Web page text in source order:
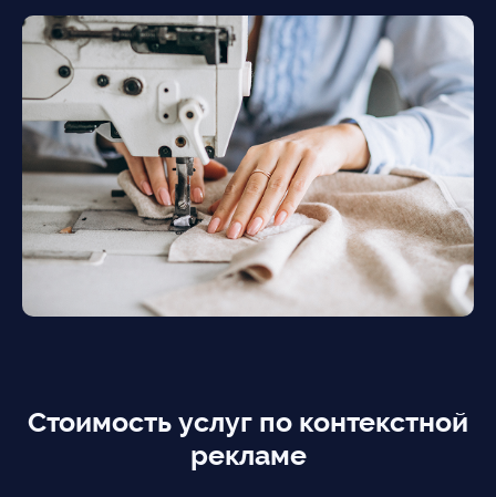
Стоимость услуг по контекстной
рекламе